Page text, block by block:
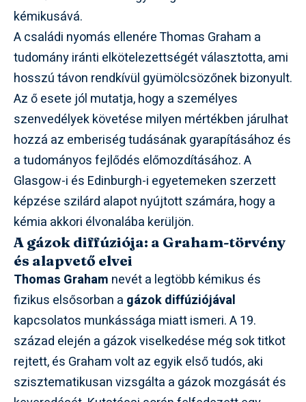
kémikusává.
A családi nyomás ellenére Thomas Graham a
tudomány iránti elkötelezettségét választotta, ami
hosszú távon rendkívül gyümölcsözőnek bizonyult.
Az ő esete jól mutatja, hogy a személyes
szenvedélyek követése milyen mértékben járulhat
hozzá az emberiség tudásának gyarapításához és
a tudományos fejlődés előmozdításához. A
Glasgow-i és Edinburgh-i egyetemeken szerzett
képzése szilárd alapot nyújtott számára, hogy a
kémia akkori élvonalába kerüljön.
A gázok diffúziója: a Graham-törvény
és alapvető elvei
Thomas Graham nevét a legtöbb kémikus és
fizikus elsősorban a gázok diffúziójával
kapcsolatos munkássága miatt ismeri. A 19.
század elején a gázok viselkedése még sok titkot
rejtett, és Graham volt az egyik első tudós, aki
szisztematikusan vizsgálta a gázok mozgását és